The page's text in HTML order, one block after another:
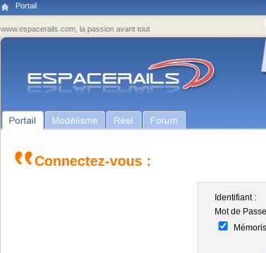
Portail
www.espacerails.com, la passion avant tout
Connectez-vous :
Identifiant :
Mot de